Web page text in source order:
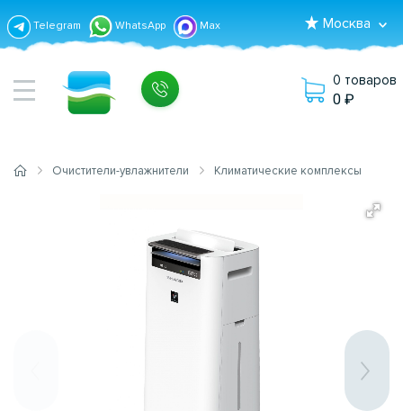
Telegram WhatsApp Max Москва
0 товаров
0
Очистители-увлажнители Климатические комплексы